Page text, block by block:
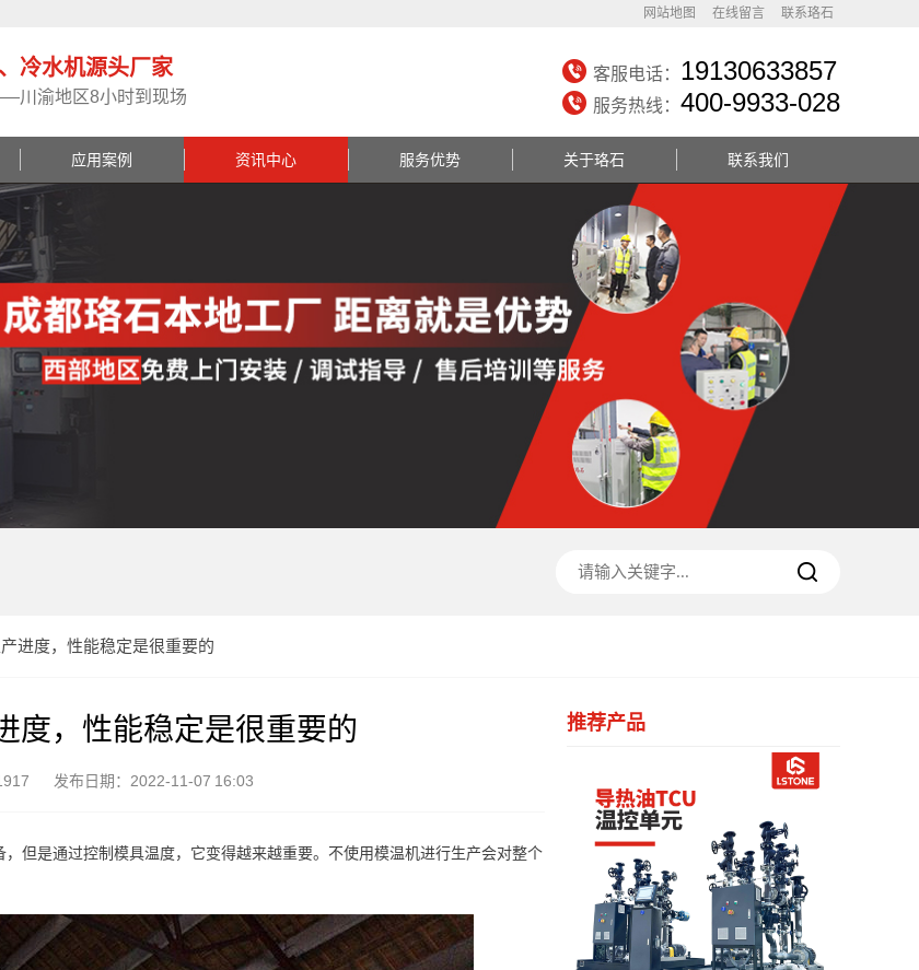
网站地图 在线留言 联系珞石
客服电话： 19130633857
服务热线： 400-9933-028
冷水机源头厂家
川渝地区8小时到现场
应用案例 资讯中心 服务优势 关于珞石 联系我们
进度，性能稳定是很重要的
度，性能稳定是很重要的
发布日期：2022-11-07 16:03
但是通过控制模具温度，它变得越来越重要。不使用模温机进行生产会对整个
推荐产品